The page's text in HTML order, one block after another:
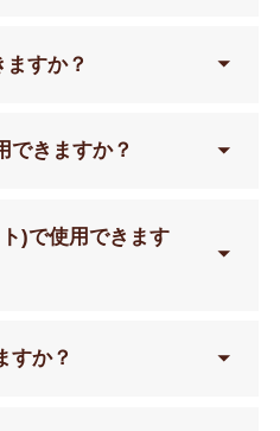
すか？
できますか？
)で使用できます
すか？